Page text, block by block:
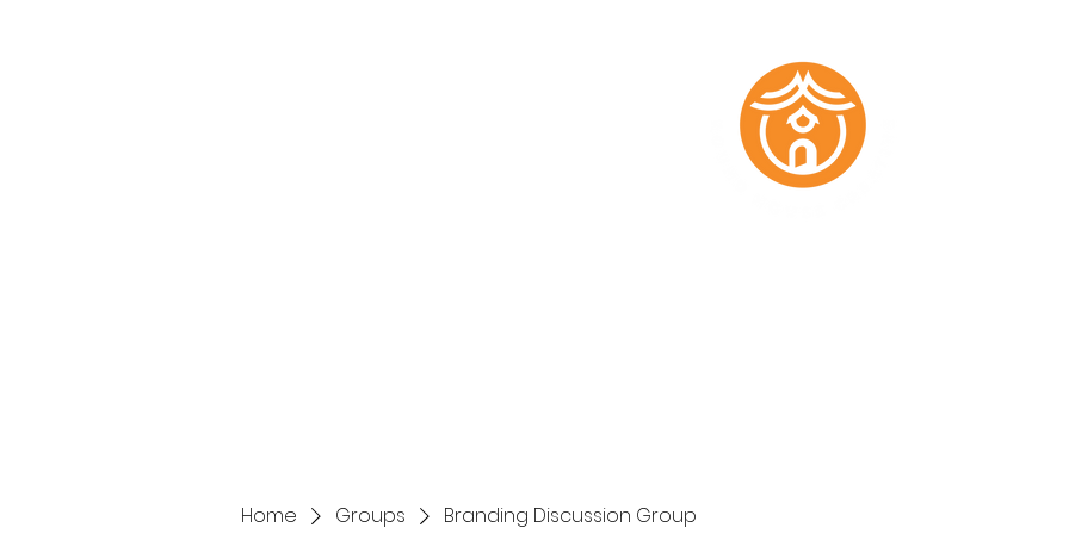
Home Groups Branding Discussion Group